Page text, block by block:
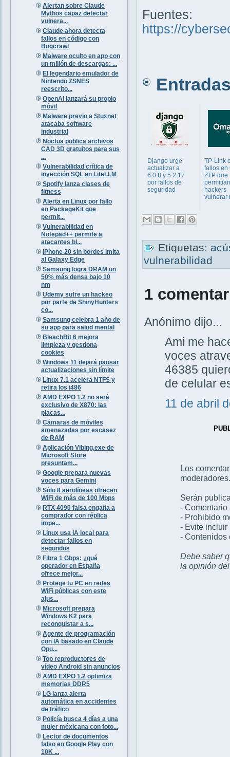
Alertan sobre Claude
Mythos capaz detectar
vulnera...
Claude ahora detecta
fallos en código con
Bugcrawl
Malware oculto en app con
un millón de descargas: ...
El legendario emulador de
Nintendo ZSNES
reescrito...
OpenAI lanzará su propio
móvil
Malware previo a Stuxnet
atacaba software
industrial
Noctua publica archivos
CAD 3D gratuitos para sus
...
Vulnerabilidad crítica de
inyección SQL en LiteLLM
Spotify lanza clases de
fitness
Alerta en Linux por fallo
en PackageKit que
permit...
Vulnerabilidad en
Notepad++ permite a
atacantes bl...
iPhone 20 sin bordes imita
al Galaxy Edge
Samsung logra DRAM un
50% más densa bajo 10
nm
Udemy sufre un hackeo
por parte de ShinyHunters
co...
Samsung celebra 1 año de
su app para salud mental
BleachBit 6 mejora
limpieza y gestiona
cookies
Windows 11 dejará pausar
actualizaciones sin límite
Linux 7.1 acelera NTFS y
retira los i486
AMD EXPO 1.2 no será
exclusivo de X870: las
placas...
Cámaras de móviles
amenazadas por escasez
de RAM
Aplicación Vibing.exe de
Microsoft Store
presuntam...
Google prepara nuevas
voces para Gemini
Sólo 8 aerolíneas ofrecen
WiFi de más de 100 Mbps
RTX 4090 falsa engaña a
comprador con réplica
impe...
Linux usa IA local para
detectar fallos en
segundos
Fibra 1 Gbps: ¿qué
operador en España
ofrece mejor...
Protege tu PC en redes
WiFi públicas con este
ajus...
Microsoft prepara
Windows K2 para
reconquistar a s...
Agente de programación
con IA basado en Claude
Opu...
Top reproductores de
vídeo Android sin anuncios
AMD EXPO 1.2 optimiza
memorias DDR5
LG lanza alerta
automática en accidentes
de tráfico
Policía busca 4 días a una
mujer méxicana con foto...
Lector de documentos
falso en Google Play con
10K ...
Fuentes:
https://
Entradas
Django urge
actualizar a
6.0.8 y 5.2.17
por fallos de
seguridad
TP-Link
fallos en
ZTP que
hackers
vulnerar
Etiquetas:
vulnerabilidad
1
Anónimo dijo...
Ami me
voces
46385
de celular
11 de abril
Los
moderadores.
Serán
- Comentario
- Prohibido
- Evite incluir
- Contenidos
Debe saber
la opinión